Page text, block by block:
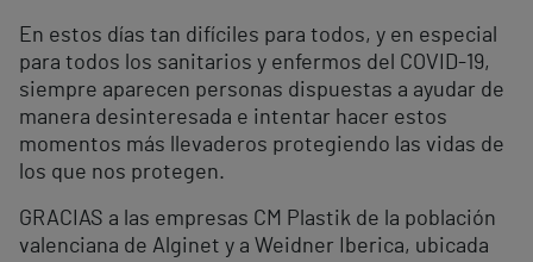
En estos días tan difíciles para todos, y en especial
para todos los sanitarios y enfermos del COVID-19,
siempre aparecen personas dispuestas a ayudar de
manera desinteresada e intentar hacer estos
momentos más llevaderos protegiendo las vidas de
los que nos protegen.
GRACIAS a las empresas CM Plastik de la población
valenciana de Alginet y a Weidner Iberica, ubicada